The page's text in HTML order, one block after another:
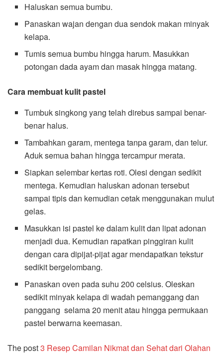
Haluskan semua bumbu.
Panaskan wajan dengan dua sendok makan minyak
kelapa.
Tumis semua bumbu hingga harum. Masukkan
potongan dada ayam dan masak hingga matang.
Cara membuat kulit pastel
Tumbuk singkong yang telah direbus sampai benar-
benar halus.
Tambahkan garam, mentega tanpa garam, dan telur.
Aduk semua bahan hingga tercampur merata.
Siapkan selembar kertas roti. Olesi dengan sedikit
mentega. Kemudian haluskan adonan tersebut
sampai tipis dan kemudian cetak menggunakan mulut
gelas.
Masukkan isi pastel ke dalam kulit dan lipat adonan
menjadi dua. Kemudian rapatkan pinggiran kulit
dengan cara dipijat-pijat agar mendapatkan tekstur
sedikit bergelombang.
Panaskan oven pada suhu 200 celsius. Oleskan
sedikit minyak kelapa di wadah pemanggang dan
panggang selama 20 menit atau hingga permukaan
pastel berwarna keemasan.
The post3 Resep Camilan Nikmat dan Sehat dari Olahan